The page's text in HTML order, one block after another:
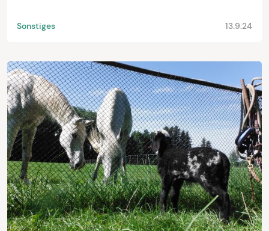
Sonstiges 13.9.24